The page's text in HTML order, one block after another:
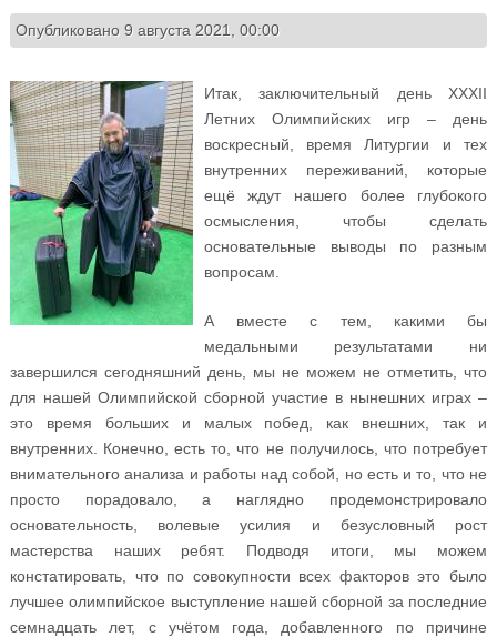
Опубликовано 9 августа 2021, 00:00
Итак, заключительный день XXXII
Летних Олимпийских игр – день
воскресный, время Литургии и тех
внутренних переживаний, которые
ещё ждут нашего более глубокого
осмысления, чтобы сделать
основательные выводы по разным
вопросам.
А вместе с тем, какими бы
медальными результатами ни
завершился сегодняшний день, мы не можем не отметить, что
для нашей Олимпийской сборной участие в нынешних играх –
это время больших и малых побед, как внешних, так и
внутренних. Конечно, есть то, что не получилось, что потребует
внимательного анализа и работы над собой, но есть и то, что не
просто порадовало, а наглядно продемонстрировало
основательность, волевые усилия и безусловный рост
мастерства наших ребят. Подводя итоги, мы можем
констатировать, что по совокупности всех факторов это было
лучшее олимпийское выступление нашей сборной за последние
семнадцать лет, с учётом года, добавленного по причине